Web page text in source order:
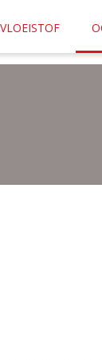
VLOEISTOF